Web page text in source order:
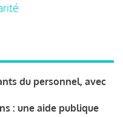
du personnel, avec
: une aide publique